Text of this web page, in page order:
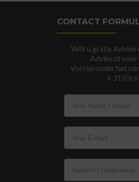
CONTACT
Wilt u gratis Advies
Advies.nl voor
Vul hieronder het
+ 31 (0)